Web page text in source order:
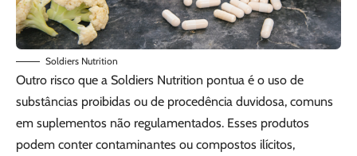
Soldiers Nutrition
Outro risco que a Soldiers Nutrition pontua é o uso de
substâncias proibidas ou de procedência duvidosa, comuns
em suplementos não regulamentados. Esses produtos
podem conter contaminantes ou compostos ilícitos,